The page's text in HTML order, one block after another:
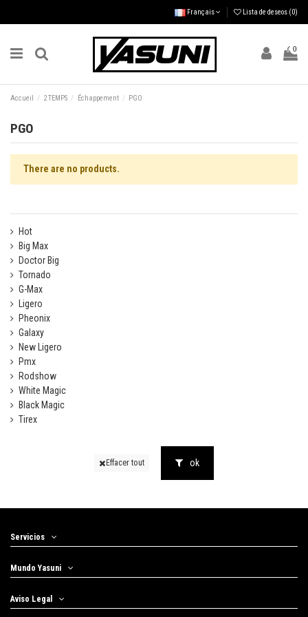
Français Lista de deseos (0)
0
Accueil 2 TEMPS Échappement PGO
PGO
There are no products.
Hot
Big Max
Doctor Big
Tornado
G-Max
Ligero
Pheonix
Galaxy
New Ligero
Pmx
Rodshow
White Magic
Black Magic
Tirex
Effacer tout ok
Servicios
Mundo Yasuni
Aviso Legal